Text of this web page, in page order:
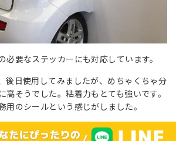
必要なステッカーにも対応しています。
後日使用してみましたが、めちゃくちゃ分
高そうでした。粘着力もとても強いです。
用のシールという感じがしました。